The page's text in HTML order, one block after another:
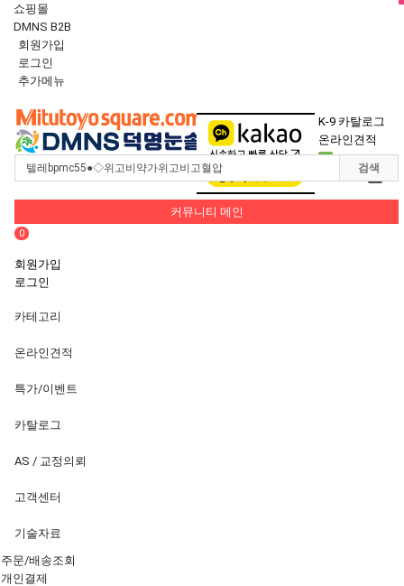
쇼핑몰
DMNS B2B
회원가입
로그인
추가메뉴
navigation
K-9 카탈로그
온라인견적
0
장바구니 0
검색
커뮤니티 메인
0
회원가입
로그인
카테고리
온라인견적
특가/이벤트
카탈로그
AS / 교정의뢰
고객센터
기술자료
주문/배송조회
개인결제